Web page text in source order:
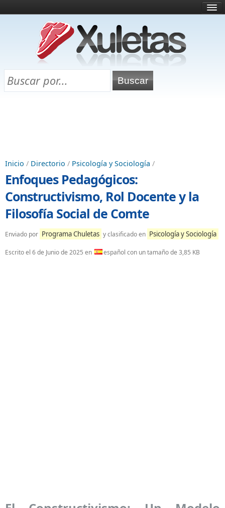
¿Qué es esto?
Directorio
Chuletas para exámenes
Inicio / Directorio / Psicología y Sociología /
Enfoques Pedagógicos:
Constructivismo, Rol Docente y la
Filosofía Social de Comte
Enviado por Programa Chuletas y clasificado en Psicología y Sociología
Escrito el 6 de Junio de 2025 en español con un tamaño de 3,85 KB